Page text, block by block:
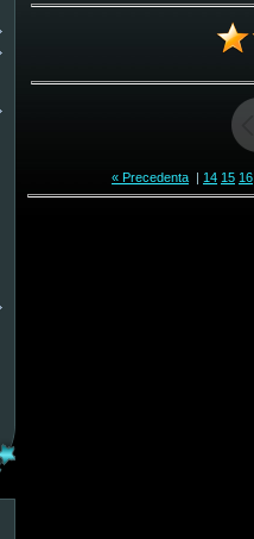
« Precedenta | 14 15 16